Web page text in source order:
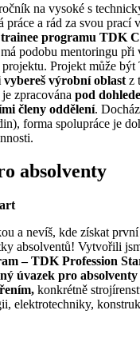
na vysoké s
práce a rád za svou prací
trainee programu TDK
podobu mentoringu při
projektu. Projekt může být
výrobní oblast z
zpracována pod
členy oddělení.
forma spolupráce je
absolventy
a nevíš, kde získat
absolventů! Vytvořili
– TDK Profession
úvazek pro
konkrétně
elektrotechniky,